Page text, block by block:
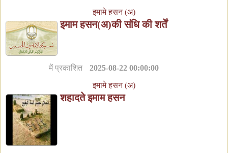
इमामे हसन (अ)
इमाम हसन(अ)की संधि की शर्तें
में प्रकाशित
2025-08-22 00:00:00
इमामे हसन (अ)
शहादते इमाम हसन